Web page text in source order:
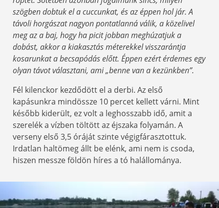
szögben dobtuk el a cuccunkat, és az éppen hol jár. A
távoli horgászat nagyon pontatlanná válik, a közelivel
meg az a baj, hogy ha picit jobban meghúzatjuk a
dobást, akkor a kiakasztás méterekkel visszarántja
kosarunkat a becsapódás előtt. Éppen ezért érdemes egy
olyan távot választani, ami „benne van a kezünkben”.
Fél kilenckor kezdődött el a derbi. Az első
kapásunkra mindössze 10 percet kellett várni. Mint
később kiderült, ez volt a leghosszabb idő, amit a
szerelék a vízben töltött az éjszaka folyamán. A
verseny első 3,5 óráját szinte végigfárasztottuk.
Irdatlan haltömeg állt be elénk, ami nem is csoda,
hiszen messze földön híres a tó halállománya.